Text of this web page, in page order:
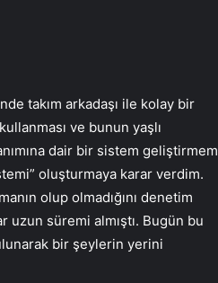
takım arkadaşı ile kolay bir
ve bunun yaşlı
dair bir sistem geliştirmem
oluşturmaya karar verdim.
olup olmadığını denetim
uzun süremi almıştı. Bugün bu
bir şeylerin yerini